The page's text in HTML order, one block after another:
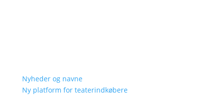
Nyheder og navne
Ny platform for teaterindkøbere